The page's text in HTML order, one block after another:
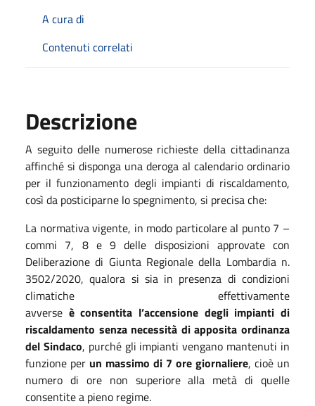
A cura di
Contenuti correlati
Descrizione
A seguito delle numerose richieste della cittadinanza
affinché si disponga una deroga al calendario ordinario
per il funzionamento degli impianti di riscaldamento,
così da posticiparne lo spegnimento, si precisa che:
La normativa vigente, in modo particolare al punto 7 –
commi 7, 8 e 9 delle disposizioni approvate con
Deliberazione di Giunta Regionale della Lombardia n.
3502/2020, qualora si sia in presenza di condizioni
climatiche effettivamente
avverse è consentita l’accensione degli impiantidi
riscaldamento senza necessità di apposita ordinanza
del Sindaco, purché gli impianti vengano mantenuti in
funzione per un massimo di 7 ore giornaliere, cioè un
numero di ore non superiore alla metà di quelle
consentite a pieno regime.